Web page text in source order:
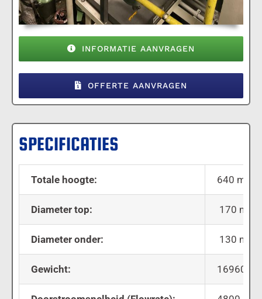
INFORMATIE AANVRAGEN
OFFERTE AANVRAGEN
SPECIFICATIES
Totale hoogte: 640 mm
Diameter top: 170 mm
Diameter onder: 130 mm
Gewicht: 16960 gr